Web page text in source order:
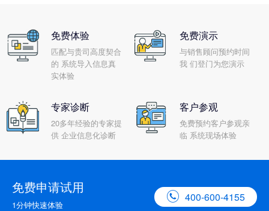
免费体验
匹配与贵司高度契合
的 系统导入信息真
实体验
免费演示
与销售顾问预约时间
我 们登门为您演示
专家诊断
20多年经验的专家提
供 企业信息化诊断
客户参观
免费预约客户参观亲
临 系统现场体验
免费申请试用
1分钟快速体验
 400-600-4155